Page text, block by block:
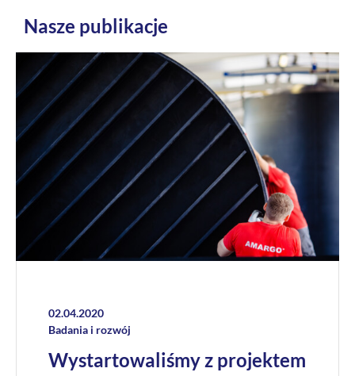
Usługi
Półprodukty +
Akademia TAED
Blog
O nas
Kontakt
Nasze publikacje
02.04.2020
Badania i rozwój
Wystartowaliśmy z projektem